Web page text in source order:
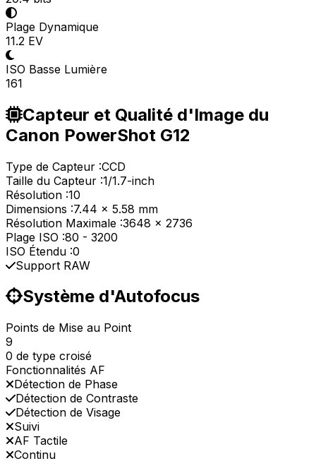
Plage Dynamique
11.2 EV
ISO Basse Lumière
161
Capteur et Qualité d'Image du
Canon PowerShot G12
Type de Capteur :CCD
Taille du Capteur :1/1.7-inch
Résolution :10
Dimensions :7.44 x 5.58 mm
Résolution Maximale :3648 x 2736
Plage ISO :80 - 3200
ISO Étendu :0
Support RAW
Système d'Autofocus
Points de Mise au Point
9
0 de type croisé
Fonctionnalités AF
Détection de Phase
Détection de Contraste
Détection de Visage
Suivi
AF Tactile
Continu